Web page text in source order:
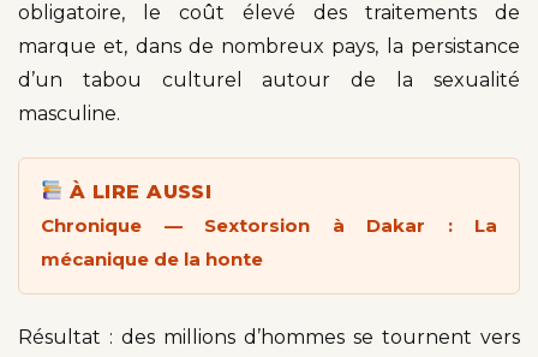
obligatoire, le coût élevé des traitements de
marque et, dans de nombreux pays, la persistance
d’un tabou culturel autour de la sexualité
masculine.
À LIRE AUSSI
Chronique — Sextorsion à Dakar : La
mécanique de la honte
Résultat : des millions d’hommes se tournent vers